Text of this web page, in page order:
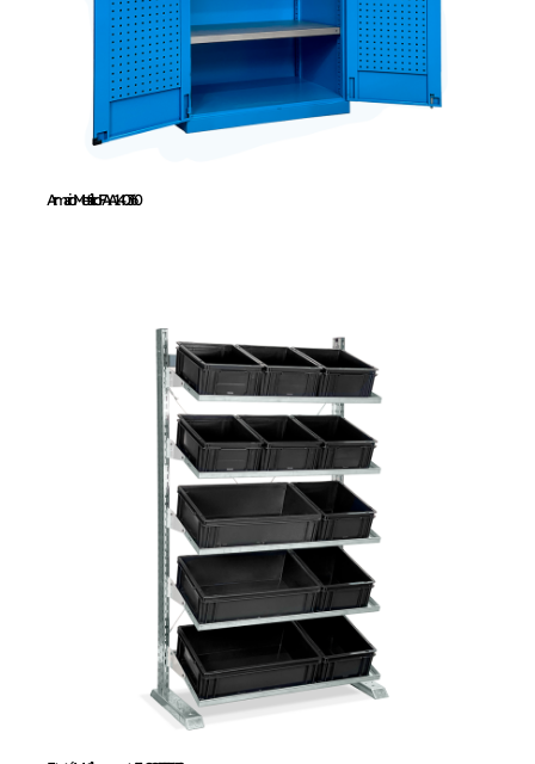
Armario Metálico FAA140360
Estantería Metálica
con gavetas
FLCC1735152